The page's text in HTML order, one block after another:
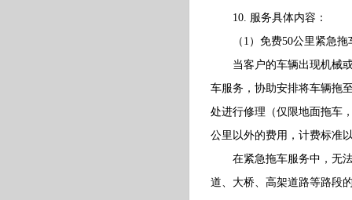
10. 服务具体内容：
（1）免费50公里紧急拖
当客户的车辆出现机械或
车服务，协助安排将车辆拖
处进行修理（仅限地面拖车
公里以外的费用，计费标准
在紧急拖车服务中，无法
道、大桥、高架道路等路段